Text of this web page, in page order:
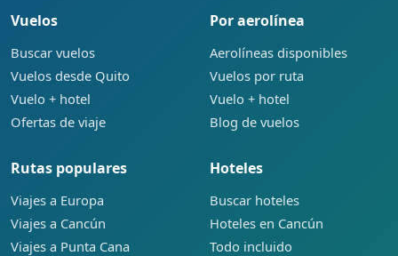
Vuelos
Buscar vuelos
Vuelos desde Quito
Vuelo + hotel
Ofertas de viaje
Por aerolínea
Aerolíneas disponibles
Vuelos por ruta
Vuelo + hotel
Blog de vuelos
Rutas populares
Viajes a Europa
Viajes a Cancún
Viajes a Punta Cana
Hoteles
Buscar hoteles
Hoteles en Cancún
Todo incluido